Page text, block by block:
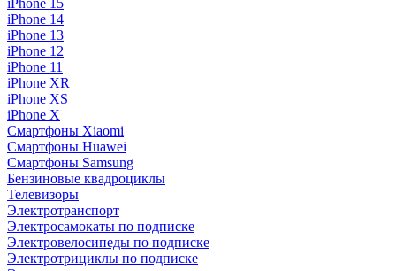
iPhone 15
iPhone 14
iPhone 13
iPhone 12
iPhone 11
iPhone XR
iPhone XS
iPhone X
Смартфоны Xiaomi
Смартфоны Huawei
Смартфоны Samsung
Бензиновые квадроциклы
Телевизоры
Электротранспорт
Электросамокаты по подписке
Электровелосипеды по подписке
Электротрициклы по подписке